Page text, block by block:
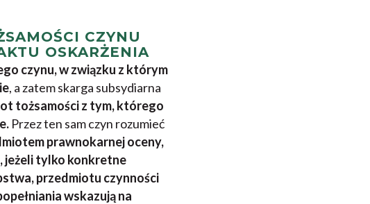
CZYNU
OSKARŻENIA
czynu, w związku z którym
, a zatem skarga subsydiarna
tożsamości z tym, którego
Przez ten sam czyn rozumieć
prawnokarnej oceny,
jeżeli tylko konkretne
przedmiotu czynności
wskazują na